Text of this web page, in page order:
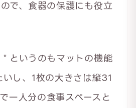
で、食器の保護にも役立
というのもマットの機能
いし、1枚の大きさは縦31
一人分の食事スペースと